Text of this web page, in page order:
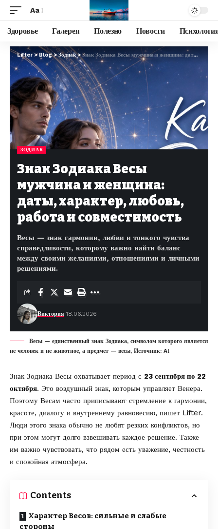
Aa
Здоровье Галерея Полезно Новости
Lifter > Blog>Зодиак> Знак Зодиака Весы мужчина и женщина: даты, характер, любовь, работа и совместимость
ЗОДИАК
Знак Зодиака Весы
мужчина и женщина:
даты, характер, любовь,
работа и совместимость
Весы — знак гармонии, любви и тонкого чувства
справедливости, которому важно найти баланс
между своими желаниями, отношениями и личными
решениями.
Виктория 18.06.2026
Весы — единственный знак Зодиака, символом которого является
не человек и не животное, а предмет — весы, Источник: Al
Знак Зодиака Весы охватывает период с 23 сентября по 22
октября. Это воздушный знак, которым управляет Венера.
Поэтому Весам часто приписывают стремление к гармонии,
красоте, диалогу и внутреннему равновесию, пишет Lifter.
Люди этого знака обычно не любят резких конфликтов, но
при этом могут долго взвешивать каждое решение. Также
им важно чувствовать, что рядом есть уважение, честность
и спокойная атмосфера.
Contents
Характер Весов: сильные и слабые
стороны